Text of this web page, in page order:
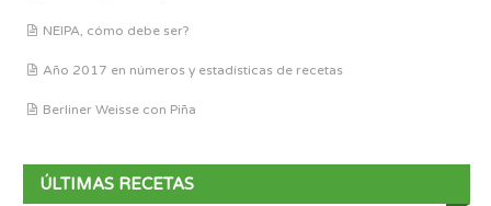
NEIPA, cómo debe ser?
Año 2017 en números y estadísticas de recetas
Berliner Weisse con Piña
ÚLTIMAS RECETAS